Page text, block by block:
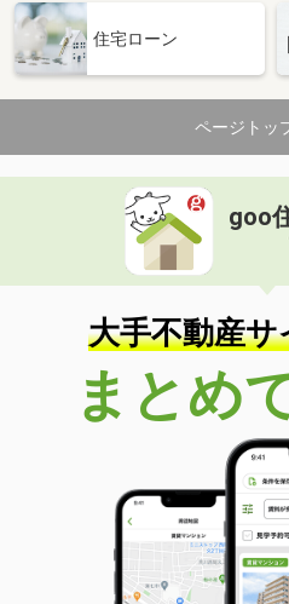
住宅ローン
ページトッ
goo
大手不動産サ
まとめ